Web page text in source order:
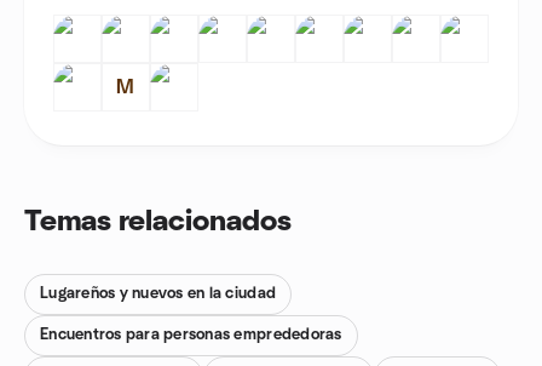
M
Temas relacionados
Lugareños y nuevos en la ciudad
Encuentros para personas emprededoras